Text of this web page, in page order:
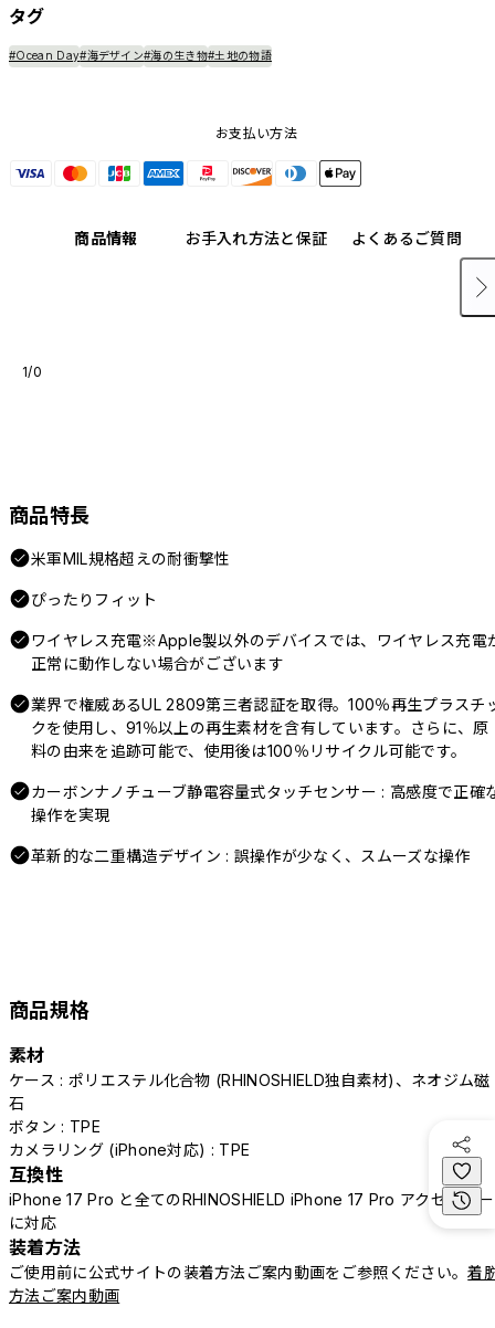
タグ
#Ocean Day#海デザイン#海の生き物#土地の物語
お支払い方法
商品情報 お手入れ方法と保証 よくあるご質問
1/0
商品特長
米軍MIL規格超えの耐衝撃性
ぴったりフィット
ワイヤレス充電※Apple製以外のデバイスでは、ワイヤレス充電
正常に動作しない場合がございます
業界で権威あるUL 2809第三者認証を取得。100％再生プラスチ
クを使用し、91％以上の再生素材を含有しています。さらに、原
料の由来を追跡可能で、使用後は100％リサイクル可能です。
カーボンナノチューブ静電容量式タッチセンサー : 高感度で正確
操作を実現
革新的な二重構造デザイン : 誤操作が少なく、スムーズな操作
商品規格
素材
ケース : ポリエステル化合物 (RHINOSHIELD独自素材)、ネオジム磁
石
ボタン : TPE
カメラリング (iPhone対応) : TPE
互換性
iPhone 17 Pro と全てのRHINOSHIELD iPhone 17 Pro アクセサリー
に対応
装着方法
ご使用前に公式サイトの装着方法ご案内動画をご参照ください。着
方法ご案内動画